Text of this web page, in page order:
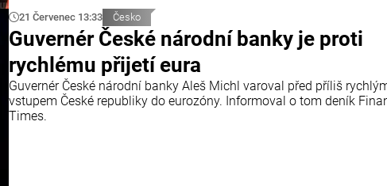
21 Červenec 13:33 Česko
Guvernér České národní banky je proti
rychlému přijetí eura
Guvernér České národní banky Aleš Michl varoval před příliš
vstupem České republiky do eurozóny. Informoval o tom deník
Times.